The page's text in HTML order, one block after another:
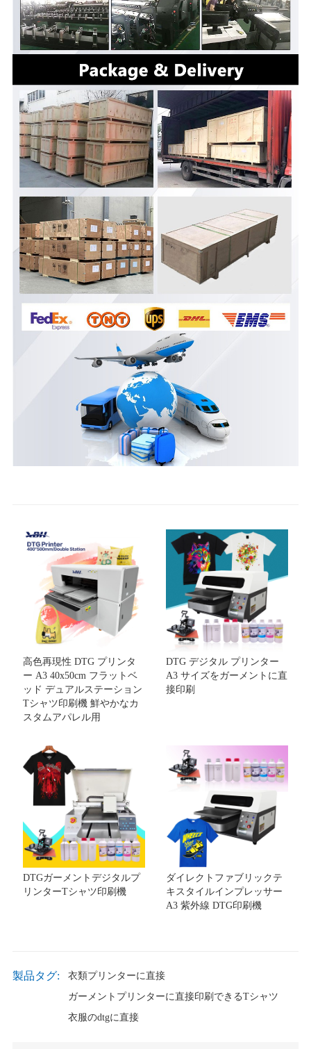
高色再現性 DTG プリンタ
ー A3 40x50cm フラットベ
ッド デュアルステーション
Tシャツ印刷機 鮮やかなカ
スタムアパレル用
DTG デジタル プリンター
A3 サイズをガーメントに直
接印刷
DTGガーメントデジタルプ
リンターTシャツ印刷機
ダイレクトファブリックテ
キスタイルインプレッサー
A3 紫外線 DTG印刷機
製品タグ:
衣類プリンターに直接
ガーメントプリンターに直接印刷できるTシャツ
衣服のdtgに直接